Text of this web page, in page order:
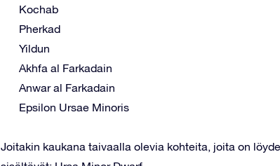
Kochab
Pherkad
Yildun
Akhfa al Farkadain
Anwar al Farkadain
Epsilon Ursae Minoris
Joitakin kaukana taivaalla olevia kohteita, joita on